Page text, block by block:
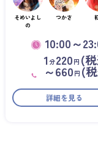
そめいよし
の
つかさ
10:00～
1分220 円 (
～660 円 (
詳細を見る